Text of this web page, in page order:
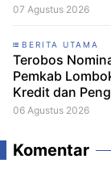
07 Agustus 2026
BERITA UTAMA
Terobos
Pemkab
Kredit dan
Porang
06 Agustus 2026
Komentar